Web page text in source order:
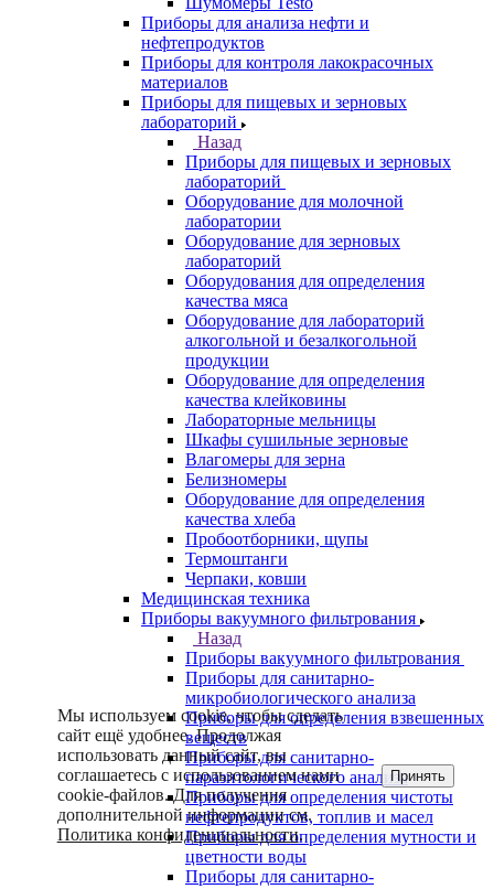
Приборы для анализа нефти и
нефтепродуктов
Приборы для контроля лакокрасочных
материалов
Приборы для пищевых и зерновых
лабораторий
Назад
Приборы для пищевых и зерновых
лабораторий
Оборудование для молочной
лаборатории
Оборудование для зерновых
лабораторий
Оборудования для определения
качества мяса
Оборудование для лабораторий
алкогольной и безалкогольной
продукции
Оборудование для определения
качества клейковины
Лабораторные мельницы
Шкафы сушильные зерновые
Влагомеры для зерна
Белизномеры
Оборудование для определения
качества хлеба
Пробоотборники, щупы
Термоштанги
Черпаки, ковши
Медицинская техника
Приборы вакуумного фильтрования
Назад
Приборы вакуумного фильтрования
Приборы для санитарно-
микробиологического анализа
Приборы для определения взвешенных
веществ
Приборы для санитарно-
паразитологического анализа
Приборы для определения чистоты
нефтепродуктов, топлив и масел
Приборы для определения мутности и
цветности воды
Приборы для санитарно-
Мы используем cookie, чтобы сделать
сайт ещё удобнее. Продолжая
использовать данный сайт, вы
соглашаетесь с использованием нами
cookie-файлов. Для получения
дополнительной информации см.
Политика конфиденциальности.
Принять